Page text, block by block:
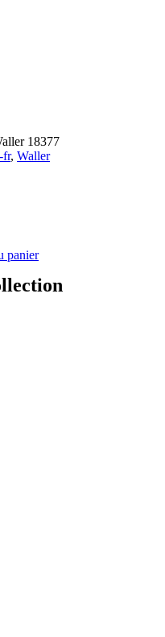
18377
fr, Waller
panier